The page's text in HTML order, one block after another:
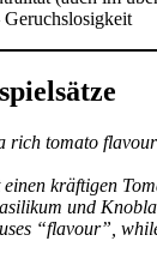
Geruchslosigkeit
rich tomato
kräftigen
und
“flavour”,